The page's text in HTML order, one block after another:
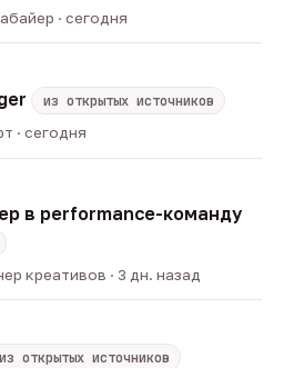
и взносов, без
дохода, без увода в
·628
· сегодня
из открытых источников
· сегодня
в performance-команду
креативов · 3 дн. назад
из открытых источников